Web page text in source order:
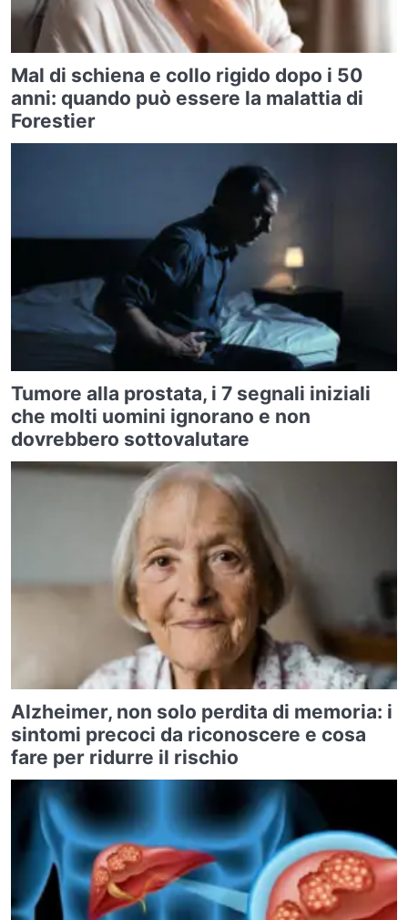
Mal di schiena e collo rigido dopo i 50
anni: quando può essere la malattia di
Forestier
Tumore alla prostata, i 7 segnali iniziali
che molti uomini ignorano e non
dovrebbero sottovalutare
Alzheimer, non solo perdita di memoria: i
sintomi precoci da riconoscere e cosa
fare per ridurre il rischio